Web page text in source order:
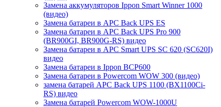
Замена аккумуляторов Ippon Smart Winner 1000
(видео)
Замена батареи в APC Back UPS ES
Замена батареи в APC Back UPS Pro 900
(BR900GI, BR900G-RS) видео
Замена батареи в APC Smart UPS SC 620 (SC620I)
видео
Замена батареи в Ippon BCP600
Замена батареи в Powercom WOW 300 (видео)
замена батарей APC Back UPS 1100 (BX1100Ci-
RS) видео
Замена батарей Powercom WOW-1000U